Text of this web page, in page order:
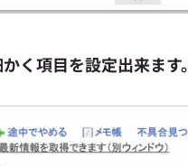
く項目を設定出来ます。